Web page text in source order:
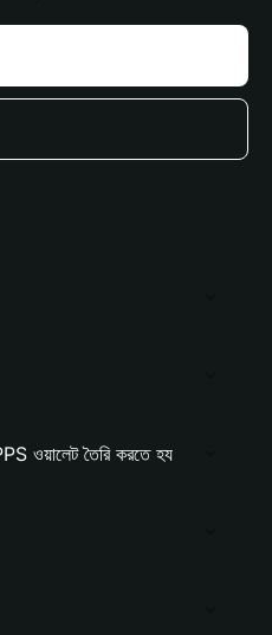
ওয়ালেট তৈরি করতে হয